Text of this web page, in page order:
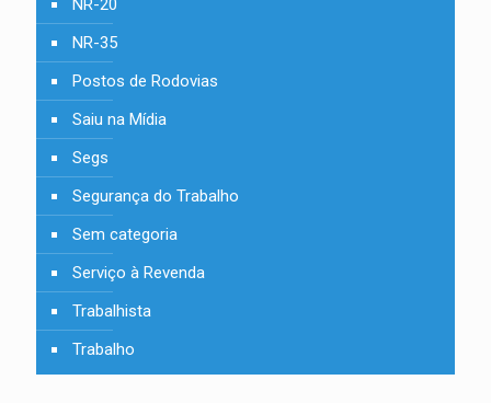
NR-20
NR-35
Postos de Rodovias
Saiu na Mídia
Segs
Segurança do Trabalho
Sem categoria
Serviço à Revenda
Trabalhista
Trabalho